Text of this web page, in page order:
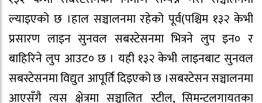
ल्याइएको छ ।हाल सञ्चालनमा रहेको पूर्व(पश्चिम १३२ केभी
प्रसारण लाइन सुनवल सबस्टेसनमा भित्रने लुप इन० र
बाहिरिने लुप आउट० छ । यही १३२ केभी लाइनबाट सुनवल
सबस्टेसनमा विद्युत आपूर्ति दिइएको छ ।सबस्टेसन सञ्चालनमा
आएसँगै त्यस क्षेत्रमा सञ्चालित स्टील, सिमन्टलगायतका